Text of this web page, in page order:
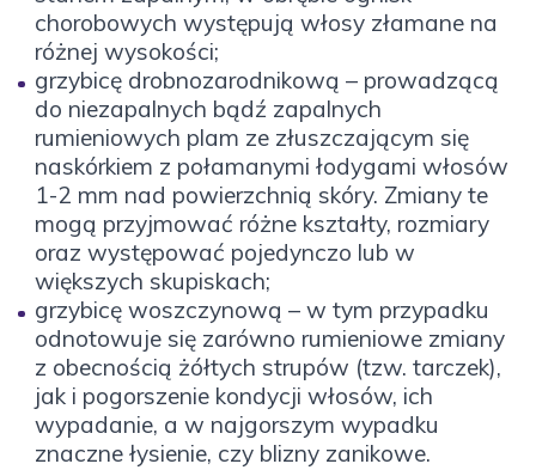
chorobowych występują włosy złamane na
różnej wysokości;
grzybicę drobnozarodnikową – prowadzącą
do niezapalnych bądź zapalnych
rumieniowych plam ze złuszczającym się
naskórkiem z połamanymi łodygami włosów
1-2 mm nad powierzchnią skóry. Zmiany te
mogą przyjmować różne kształty, rozmiary
oraz występować pojedynczo lub w
większych skupiskach;
grzybicę woszczynową – w tym przypadku
odnotowuje się zarówno rumieniowe zmiany
z obecnością żółtych strupów (tzw. tarczek),
jak i pogorszenie kondycji włosów, ich
wypadanie, a w najgorszym wypadku
znaczne łysienie, czy blizny zanikowe.